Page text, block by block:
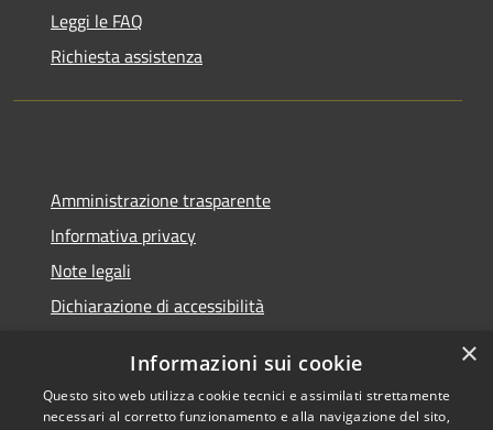
Leggi le FAQ
Richiesta assistenza
Amministrazione trasparente
Informativa privacy
Note legali
Dichiarazione di accessibilità
RSS
Comune convenzionato
×
Informazioni sui cookie
Questo sito web utilizza cookie tecnici e assimilati strettamente
necessari al corretto funzionamento e alla navigazione del sito,